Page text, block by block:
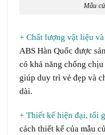
Mẫu
+ Chất lượng vật liệu
ABS Hàn Quốc được
có khả năng chống
giúp duy trì vẻ đẹp và
dài.
+ Thiết kế hiện đại, tối
cách thiết kế của mẫu